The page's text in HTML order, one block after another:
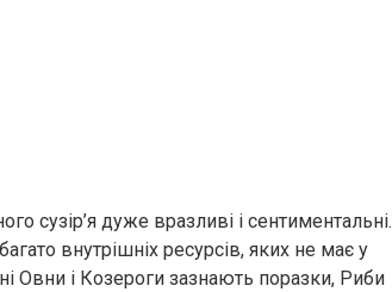
сузір’я дуже вразливі і сентиментальні.
внутрішніх ресурсів, яких не має у
Овни і Козероги зазнають поразки, Риби